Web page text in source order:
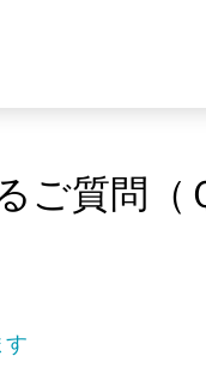
ご質問（